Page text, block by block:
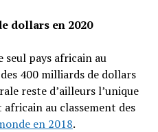
dollars en 2020
seul pays africain au
400 milliards de dollars
reste d’ailleurs l’unique
au classement des
en 2018.